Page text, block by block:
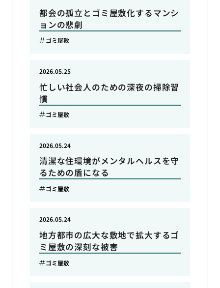
都会の孤立とゴミ屋敷化するマンシ
ョンの悲劇
ゴミ屋敷
忙しい社会人のための深夜の掃除習
慣
2026.05.25
ゴミ屋敷
清潔な住環境がメンタルヘルスを守
るための盾になる
2026.05.24
ゴミ屋敷
地方都市の広大な敷地で拡大するゴ
ミ屋敷の深刻な被害
2026.05.24
ゴミ屋敷